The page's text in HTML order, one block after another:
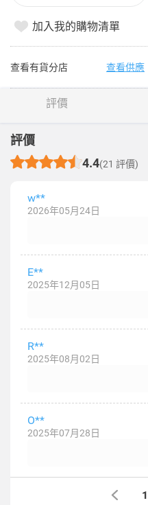
加入我的購物清單
查看有貨分店 查看供應
評價
評價
4.4(21 評價)
w**
2026年05月24日
E**
2025年12月05日
R**
2025年08月02日
O**
2025年07月28日
1